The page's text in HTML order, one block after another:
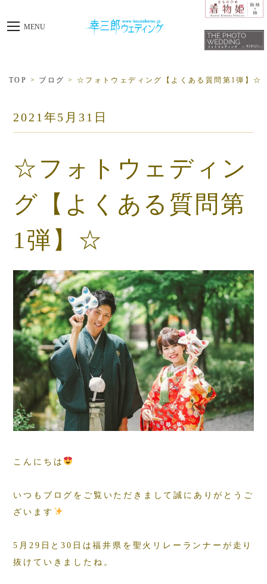
toggle
navigation
MENU
TOP > ブログ > ☆フォトウェディング【よくある質問第1弾】☆
2021年5月31日
☆フォトウェディン
グ【よくある質問第
1弾】☆
こんにちは
いつもブログをご覧いただきまして誠にありがとうご
ざいます
5月29日と30日は福井県を聖火リレーランナーが走り
抜けていきましたね。